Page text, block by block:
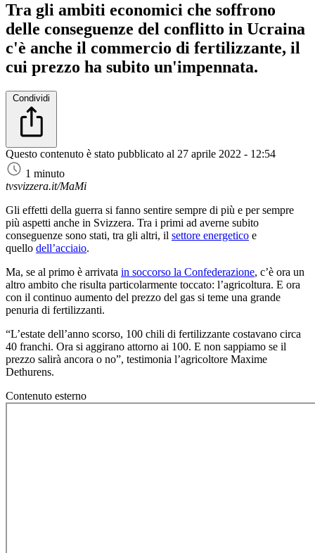
Tra gli ambiti economici che soffrono
delle conseguenze del conflitto in Ucraina
c'è anche il commercio di fertilizzante, il
cui prezzo ha subito un'impennata.
Condividi
Questo contenuto è stato pubblicato al 27 aprile 2022 - 12:54
1 minuto
tvsvizzera.it/MaMi
Gli effetti della guerra si fanno sentire sempre di più e per sempre
più aspetti anche in Svizzera. Tra i primi ad averne subito
conseguenze sono stati, tra gli altri, il settore energetico e
quello dell’acciaio.
Ma, se al primo è arrivata in soccorso la Confederazione, c’è ora un
altro ambito che risulta particolarmente toccato: l’agricoltura. E ora
con il continuo aumento del prezzo del gas si teme una grande
penuria di fertilizzanti.
“L’estate dell’anno scorso, 100 chili di fertilizzante costavano circa
40 franchi. Ora si aggirano attorno ai 100. E non sappiamo se il
prezzo salirà ancora o no”, testimonia l’agricoltore Maxime
Dethurens.
Contenuto esterno